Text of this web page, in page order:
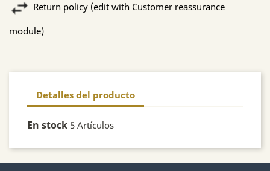
Return policy (edit with Customer reassurance
module)
Detalles del producto
En stock 5 Artículos